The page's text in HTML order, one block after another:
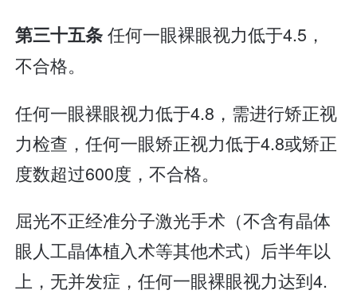
第三十五条任何一眼裸眼视力低于4.5，
不合格。
任何一眼裸眼视力低于4.8，需进行矫正视
力检查，任何一眼矫正视力低于4.8或矫正
度数超过600度，不合格。
屈光不正经准分子激光手术（不含有晶体
眼人工晶体植入术等其他术式）后半年以
上，无并发症，任何一眼裸眼视力达到4.